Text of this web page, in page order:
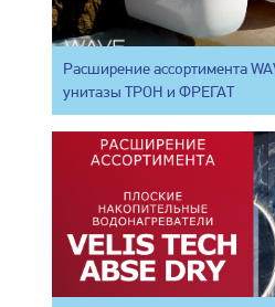
Расширение ассортимента
унитазы ТРОН и ФРЕГАТ